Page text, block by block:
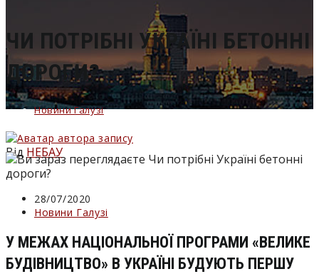
ЧИ ПОТРІБНІ УКРАЇНІ БЕТОННІ
ДОРОГИ?
Новини Галузі
Від НЕБАУ
Запис
опубліковано:
28/07/2020
Категорія
Новини Галузі
У МЕЖАХ НАЦІОНАЛЬНОЇ ПРОГРАМИ «ВЕЛИКЕ
БУДІВНИЦТВО» В УКРАЇНІ БУДУЮТЬ ПЕРШУ